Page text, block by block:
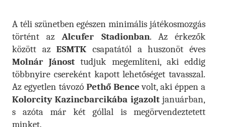
A téli szünetben egészen minimális játékosmozgás
történt azAlcufer Stadionban. Az érkezők
között azESMTK csapatától a huszonöt éves
Molnár Jánosttudjuk megemlíteni, aki eddig
többnyire csereként kapott lehetőséget tavasszal.
Az egyetlen távozó Pethő Bencevolt, aki éppen a
Kolorcity Kazincbarcikába igazoltjanuárban,
s azóta már két góllal is megörvendeztetett
minket.